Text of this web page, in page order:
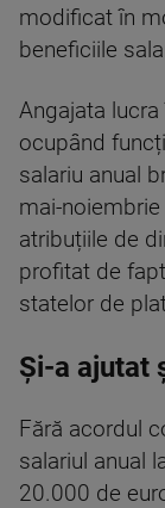
modificat în
beneficiile
Angajata
ocupând
salariu anual
mai-
atribuțiile de
profitat de
statelor de
Și-a ajutat
Fără acordul
salariul anual
20.000 de